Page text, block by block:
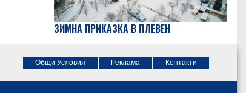
ЗИМНА ПРИКАЗКА В ПЛЕВЕН
Общи Условия Реклама Контакти